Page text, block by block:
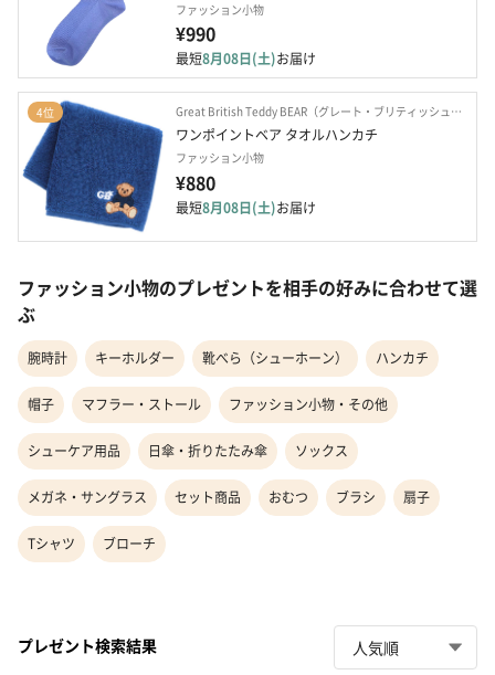
ファッション小物
¥990
最短8月08日(土)お届け
4位 Great British Teddy BEAR（グレート・ブリティッシュ・テディベア）
ワンポイントベア タオルハンカチ
ファッション小物
¥880
最短8月08日(土)お届け
ファッション小物のプレゼントを相手の好みに合わせて選
ぶ
腕時計 キーホルダー 靴べら（シューホーン） ハンカチ
帽子 マフラー・ストール ファッション小物・その他
シューケア用品 日傘・折りたたみ傘 ソックス
メガネ・サングラス セット商品 おむつ ブラシ 扇子
Tシャツ ブローチ
プレゼント検索結果